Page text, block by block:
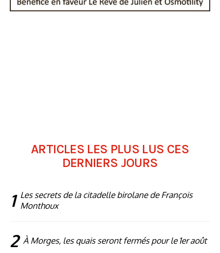
ARTICLES LES PLUS LUS CES
DERNIERS JOURS
1 Les secrets de la citadelle birolane de François
Monthoux
2 À Morges, les quais seront fermés pour le 1er août